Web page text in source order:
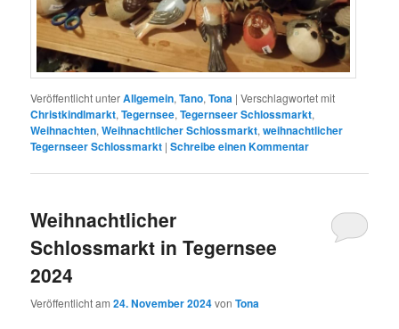
Veröffentlicht unterAllgemein,Tano,Tona |Verschlagwortet mit
Christkindlmarkt,Tegernsee,Tegernseer Schlossmarkt,
Weihnachten,Weihnachtlicher Schlossmarkt,weihnachtlicher
Tegernseer Schlossmarkt |Schreibe einen Kommentar
Weihnachtlicher
Schlossmarkt in Tegernsee
2024
Veröffentlicht am24. November 2024vonTona